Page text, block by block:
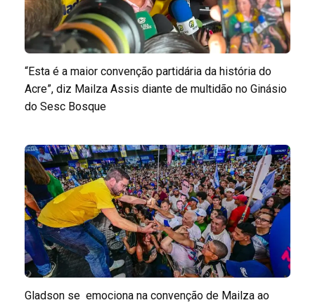
“Esta é a maior convenção partidária da história do
Acre”, diz Mailza Assis diante de multidão no Ginásio
do Sesc Bosque
Gladson se emociona na convenção de Mailza ao